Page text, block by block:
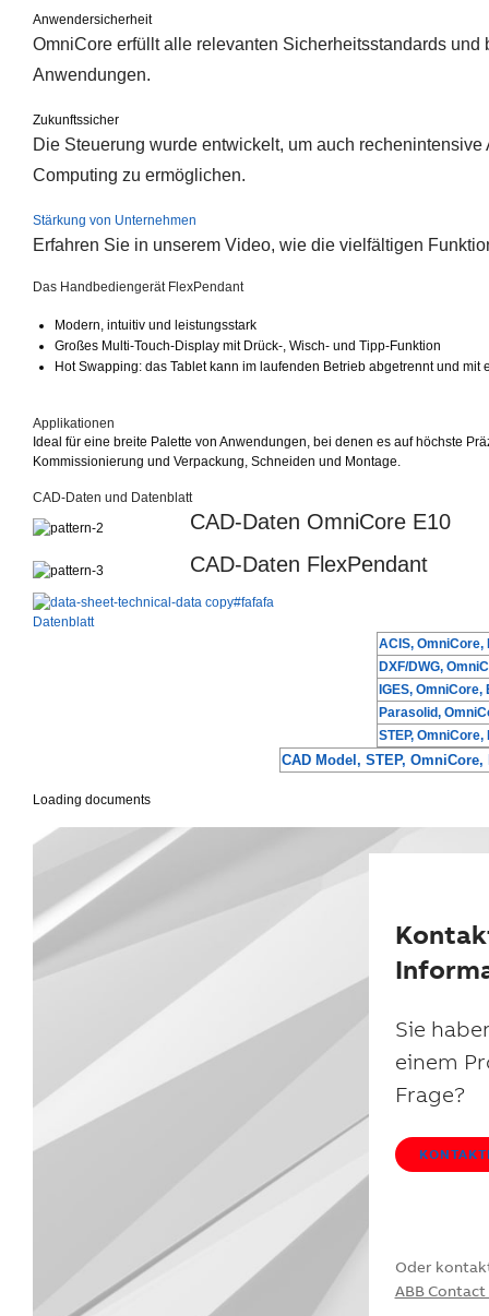
Products
See more products
Shopping list preview
0
Anwendersicherheit
OmniCore erfüllt alle relevanten Sicherheitsstandards
Anwendungen.
Zukunftssicher
Die Steuerung wurde entwickelt, um auch
Computing zu ermöglichen.
Stärkung von Unternehmen
Erfahren Sie in unserem Video, wie die vielfältigen
Das Handbediengerät FlexPendant
Modern, intuitiv und leistungsstark
Großes Multi-Touch-Display mit Drück-, Wisch- und Tipp-Funktion
Hot Swapping: das Tablet kann im laufenden Betrieb abgetrennt und
Applikationen
Ideal für eine breite Palette von Anwendungen, bei denen es auf höchste
Kommissionierung und Verpackung, Schneiden und Montage.
CAD-Daten und Datenblatt
CAD-Daten OmniCore E10
CAD-Daten FlexPendant
Datenblatt
ACIS, OmniCore,
DXF/DWG,
IGES,
Parasolid,
STEP,
CAD Model, STEP,
Loading documents
Sie
einem
Frage?
Oder
ABB